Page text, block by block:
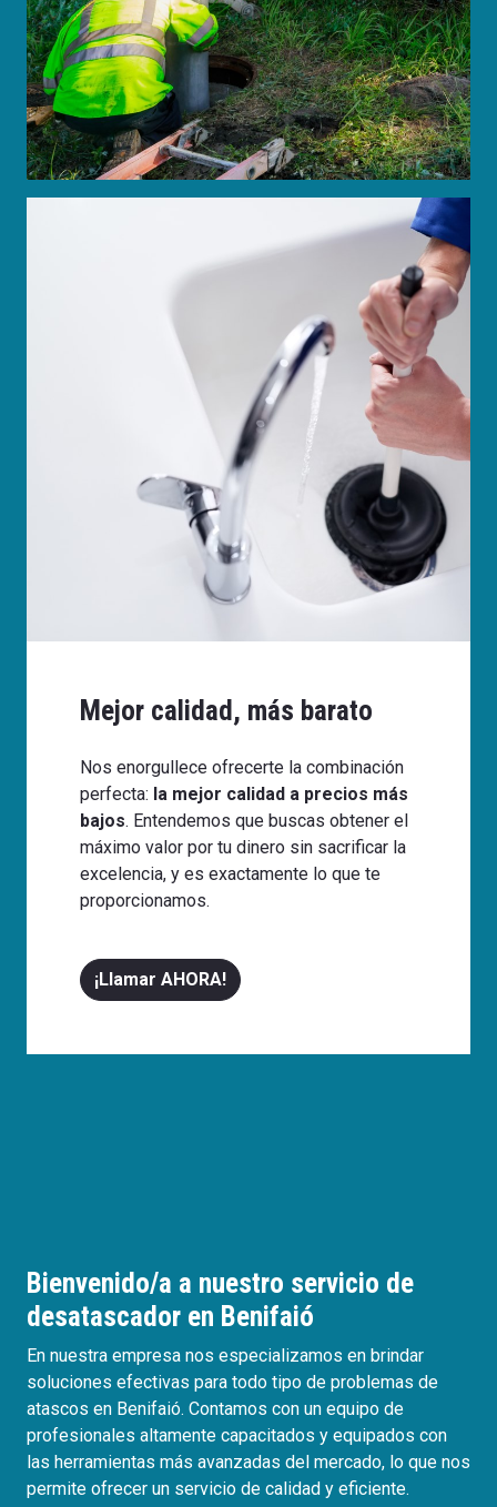
Mejor calidad, más barato
Nos enorgullece ofrecerte la combinación
perfecta: la mejor calidad a precios más
bajos. Entendemos que buscas obtener el
máximo valor por tu dinero sin sacrificar la
excelencia, y es exactamente lo que te
proporcionamos.
¡Llamar AHORA!
Bienvenido/a a nuestro servicio de
desatascador en Benifaió
En nuestra empresa nos especializamos en brindar
soluciones efectivas para todo tipo de problemas de
atascos en Benifaió. Contamos con un equipo de
profesionales altamente capacitados y equipados con
las herramientas más avanzadas del mercado, lo que nos
permite ofrecer un servicio de calidad y eficiente.